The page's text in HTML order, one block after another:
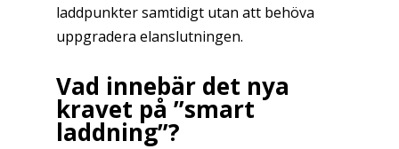
laddpunkter samtidigt utan att behöva
uppgradera elanslutningen.
Vad innebär det nya
kravet på ”smart
laddning”?